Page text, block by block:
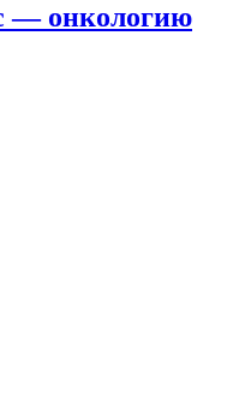
— онкологию